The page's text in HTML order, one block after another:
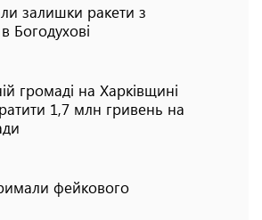
залишки ракети з
Богодухові
громаді на Харківщині
1,7 млн гривень на
фейкового